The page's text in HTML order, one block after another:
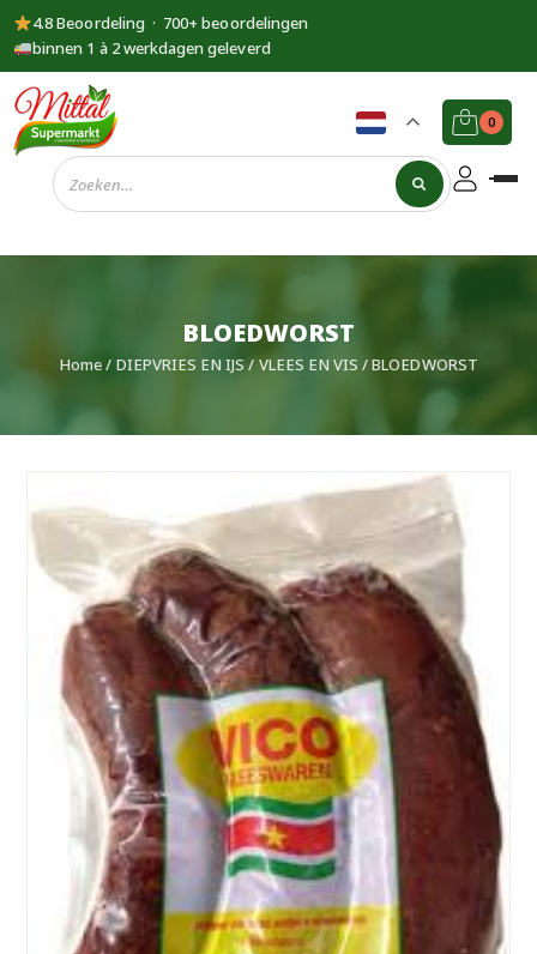
4.8 Beoordeling · 700+ beoordelingen
binnen 1 à 2 werkdagen geleverd
Supermarkt
Mittal
0
BLOEDWORST
Home/ DIEPVRIES EN IJS/ VLEES EN VIS / BLOEDWORST